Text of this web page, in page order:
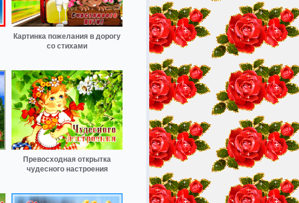
Картинка пожелания в дорогу
со стихами
Превосходная открытка
чудесного настроения